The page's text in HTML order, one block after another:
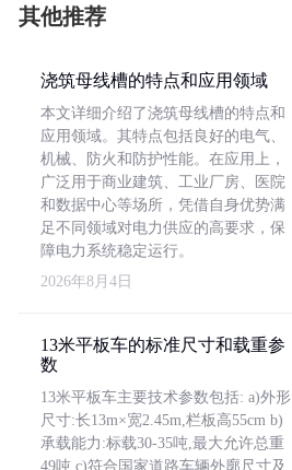
其他推荐
浇筑母线槽的特点和应用领域
本文详细介绍了浇筑母线槽的特点和
应用领域。其特点包括良好的电气、
机械、防火和防护性能。在应用上，
广泛用于商业建筑、工业厂房、医院
和数据中心等场所，凭借自身优势满
足不同领域对电力供应的高要求，保
障电力系统稳定运行。
2026年8月4日
13米平板车的标准尺寸和载重参
数
13米平板车主要技术参数包括: a)外形
尺寸:长13m×宽2.45m,栏板高55cm b)
承载能力:标载30-35吨,最大允许总重
49吨 c)符合国家道路车辆外廓尺寸及